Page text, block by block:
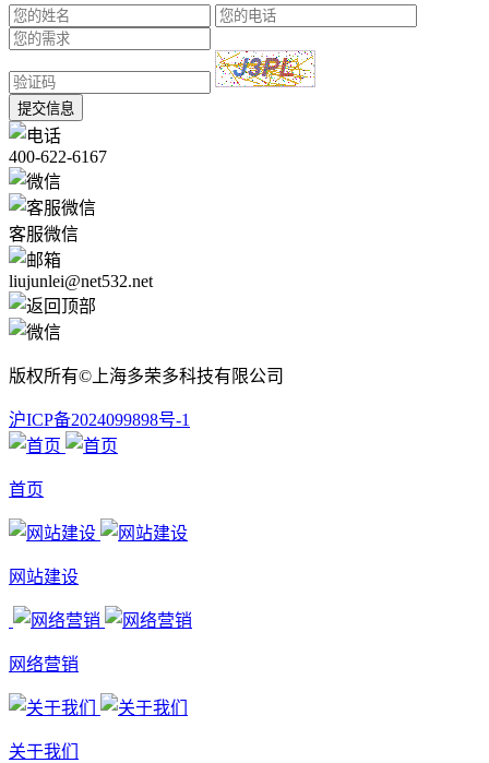
提交信息
400-622-6167
客服微信
liujunlei@net532.net
版权所有©上海多荣多科技有限公司
沪ICP备2024099898号-1
首页
网站建设
网络营销
关于我们